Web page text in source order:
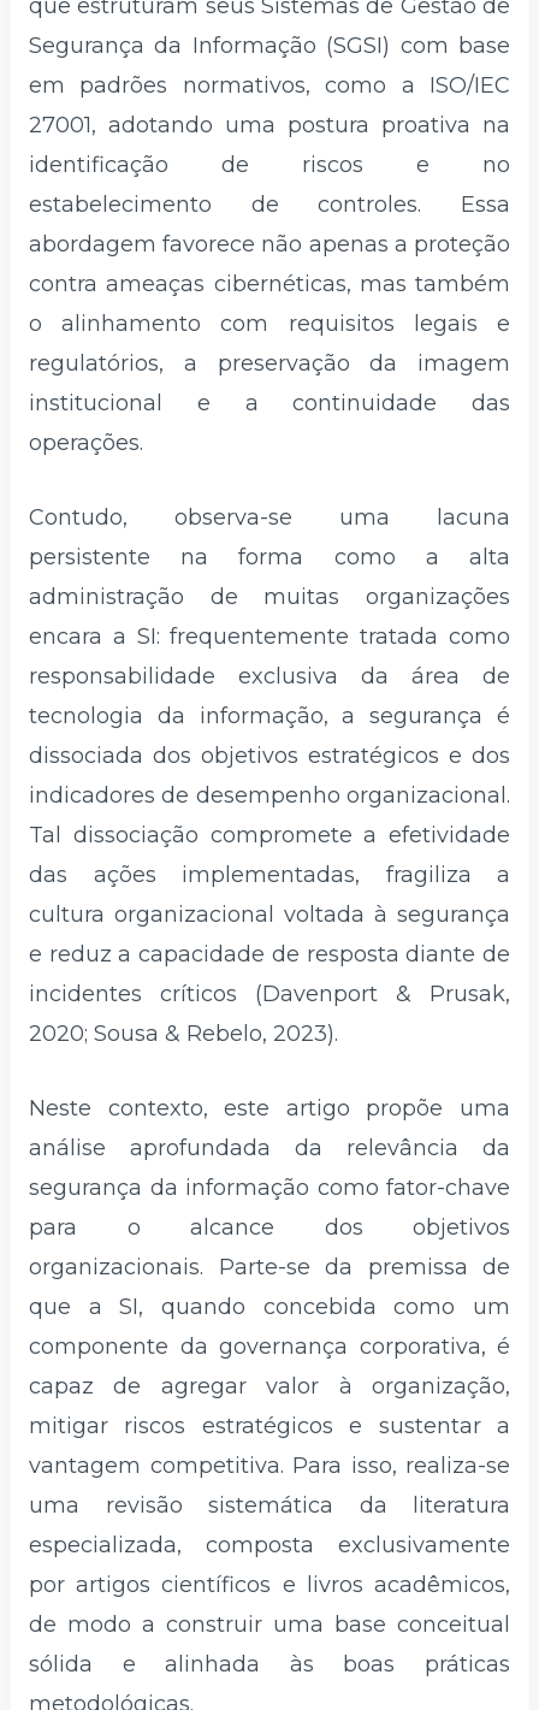
que estruturam seus Sistemas de Gestão de
Segurança da Informação (SGSI) com base
em padrões normativos, como a ISO/IEC
27001, adotando uma postura proativa na
identificação de riscos e no
estabelecimento de controles. Essa
abordagem favorece não apenas a proteção
contra ameaças cibernéticas, mas também
o alinhamento com requisitos legais e
regulatórios, a preservação da imagem
institucional e a continuidade das
operações.
Contudo, observa-se uma lacuna
persistente na forma como a alta
administração de muitas organizações
encara a SI: frequentemente tratada como
responsabilidade exclusiva da área de
tecnologia da informação, a segurança é
dissociada dos objetivos estratégicos e dos
indicadores de desempenho organizacional.
Tal dissociação compromete a efetividade
das ações implementadas, fragiliza a
cultura organizacional voltada à segurança
e reduz a capacidade de resposta diante de
incidentes críticos (Davenport & Prusak,
2020; Sousa & Rebelo, 2023).
Neste contexto, este artigo propõe uma
análise aprofundada da relevância da
segurança da informação como fator-chave
para o alcance dos objetivos
organizacionais. Parte-se da premissa de
que a SI, quando concebida como um
componente da governança corporativa, é
capaz de agregar valor à organização,
mitigar riscos estratégicos e sustentar a
vantagem competitiva. Para isso, realiza-se
uma revisão sistemática da literatura
especializada, composta exclusivamente
por artigos científicos e livros acadêmicos,
de modo a construir uma base conceitual
sólida e alinhada às boas práticas
metodológicas.